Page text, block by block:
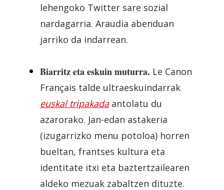
lehengoko Twitter sare sozial
nardagarria. Araudia abenduan
jarriko da indarrean.
Biarritz eta eskuin muturra. Le Canon
Français talde ultraeskuindarrak
euskal tripakadaantolatu du
azarorako. Jan-edan astakeria
(izugarrizko menu potoloa) horren
bueltan, frantses kultura eta
identitate itxi eta baztertzailearen
aldeko mezuak zabaltzen dituzte.